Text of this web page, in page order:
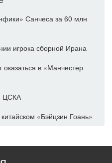
Санчеса за 60 млн
игрока сборной Ирана
в «Манчестер
ЦСКА
«Бэйцзин Гоань»